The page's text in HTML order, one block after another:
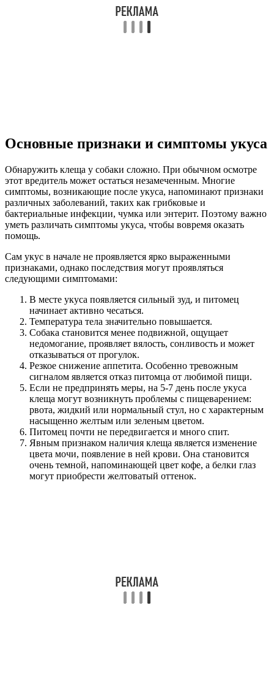
Основные признаки и симптомы укуса
Обнаружить клеща у собаки сложно. При обычном осмотре
этот вредитель может остаться незамеченным. Многие
симптомы, возникающие после укуса, напоминают признаки
различных заболеваний, таких как грибковые и
бактериальные инфекции, чумка или энтерит. Поэтому важно
уметь различать симптомы укуса, чтобы вовремя оказать
помощь.
Сам укус в начале не проявляется ярко выраженными
признаками, однако последствия могут проявляться
следующими симптомами:
В месте укуса появляется сильный зуд, и питомец
начинает активно чесаться.
Температура тела значительно повышается.
Собака становится менее подвижной, ощущает
недомогание, проявляет вялость, сонливость и может
отказываться от прогулок.
Резкое снижение аппетита. Особенно тревожным
сигналом является отказ питомца от любимой пищи.
Если не предпринять меры, на 5-7 день после укуса
клеща могут возникнуть проблемы с пищеварением:
рвота, жидкий или нормальный стул, но с характерным
насыщенно желтым или зеленым цветом.
Питомец почти не передвигается и много спит.
Явным признаком наличия клеща является изменение
цвета мочи, появление в ней крови. Она становится
очень темной, напоминающей цвет кофе, а белки глаз
могут приобрести желтоватый оттенок.